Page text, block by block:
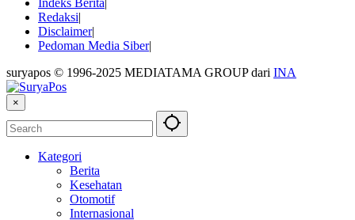
Indeks Berita
Redaksi
Disclaimer
Pedoman Media Siber
suryapos © 1996-2025 MEDIATAMA GROUP dari INA
×
Kategori
Berita
Kesehatan
Otomotif
Internasional